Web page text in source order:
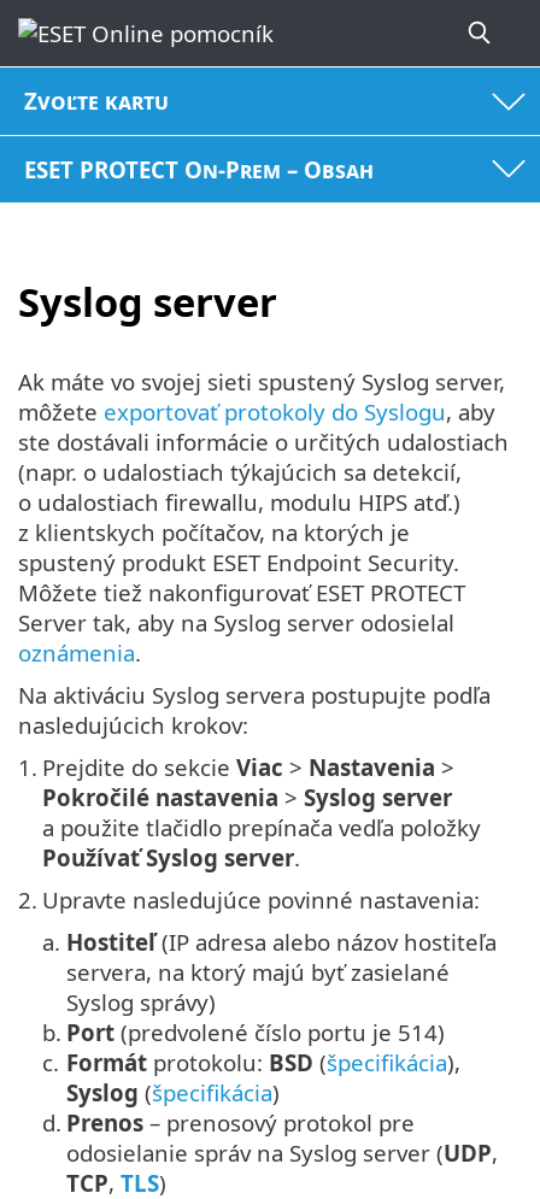
Zvoľte kartu
ESET PROTECT On-Prem – Obsah
Syslog server
Ak máte vo svojej sieti spustený Syslog server,
môžete exportovať protokoly do Syslogu, aby
ste dostávali informácie o určitých udalostiach
(napr. o udalostiach týkajúcich sa detekcií,
o udalostiach firewallu, modulu HIPS atď.)
z klientskych počítačov, na ktorých je
spustený produkt ESET Endpoint Security.
Môžete tiež nakonfigurovať ESET PROTECT
Server tak, aby na Syslog server odosielal
oznámenia.
Na aktiváciu Syslog servera postupujte podľa
nasledujúcich krokov:
1. Prejdite do sekcie Viac > Nastavenia >
Pokročilé nastavenia > Syslog server
a použite tlačidlo prepínača vedľa položky
Používať Syslog server.
2. Upravte nasledujúce povinné nastavenia:
a. Hostiteľ(IP adresa alebo názov hostiteľa
servera, na ktorý majú byť zasielané
Syslog správy)
b. Port (predvolené číslo portu je 514)
c. Formát protokolu: BSD (špecifikácia),
Syslog (špecifikácia)
d. Prenos – prenosový protokol pre
odosielanie správ na Syslog server (UDP,
TCP, TLS)